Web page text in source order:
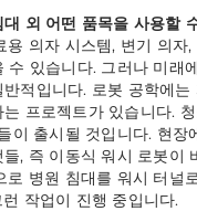
외 어떤 품목을 사용할
용 의자 시스템, 변기 의자,
수 있습니다. 그러나 미래
적입니다. 로봇 공학에는
프로젝트가 있습니다.
이 출시될 것입니다. 현장
, 즉 이동식 워시 로봇이
로 병원 침대를 워시 터널
작업이 진행 중입니다.